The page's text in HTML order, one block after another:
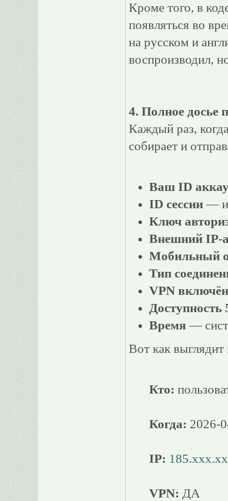
Кроме того, в
появляться во
на русском и
воспроизводил,
4. Полное досье
Каждый раз,
собирает и
Ваш ID
ID сессии—
Ключ
Внешний IP-
Мобильный
Тип
VPN
Доступность
Время —
Вот как выглядит
Кто:
Когда: 2026-
IP:
VPN: ДА